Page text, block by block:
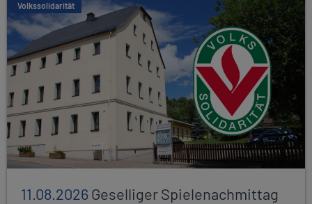
Volkssolidarität
11.08.2026Geselliger Spielenachmittag